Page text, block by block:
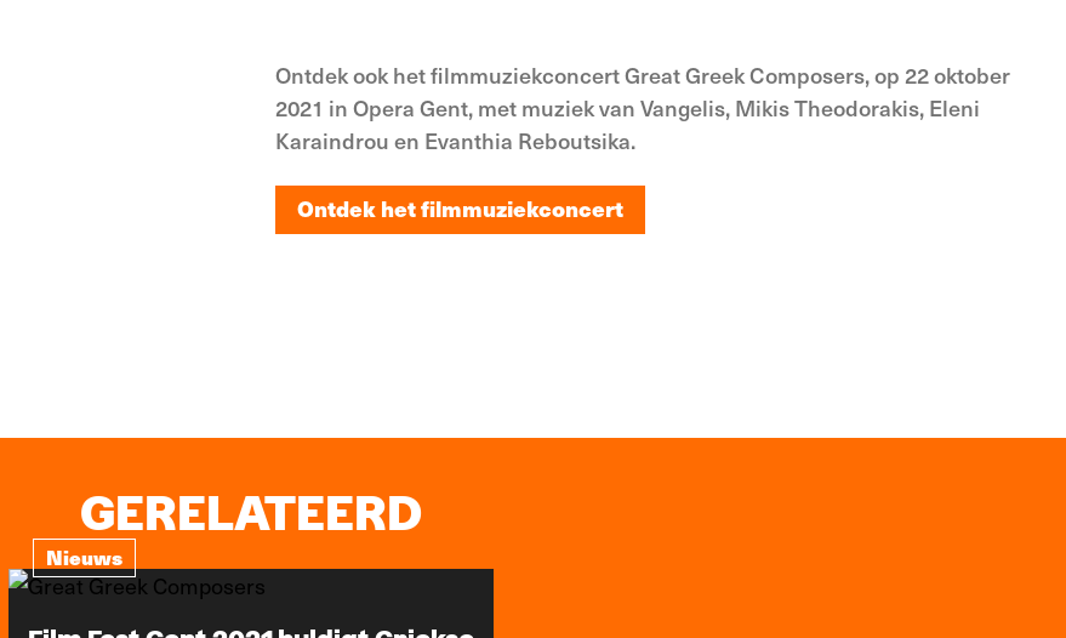
Ontdek ook het filmmuziekconcert Great Greek Composers, op 22 oktober
2021 in Opera Gent, met muziek van Vangelis, Mikis Theodorakis, Eleni
Karaindrou en Evanthia Reboutsika.
Ontdek het filmmuziekconcert
GERELATEERD
Nieuws